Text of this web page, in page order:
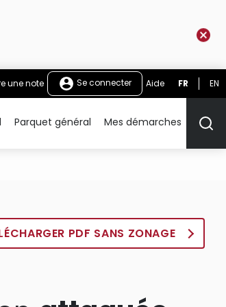
une note Se connecter Aide FR EN
Parquet général Mes démarches
PDF SANS ZONAGE